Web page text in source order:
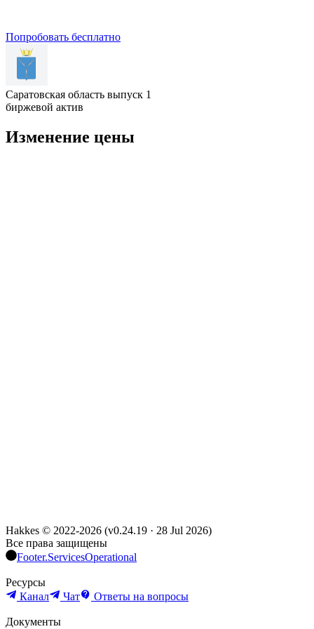
Попробовать бесплатно
Саратовская область выпуск 1
биржевой актив
Изменение цены
Hakkes © 2022-2026 (v0.24.19 · 28 Jul 2026)
Все права защищены
Footer.ServicesOperational
Ресурсы
Канал
Чат Ответы на вопросы
Документы